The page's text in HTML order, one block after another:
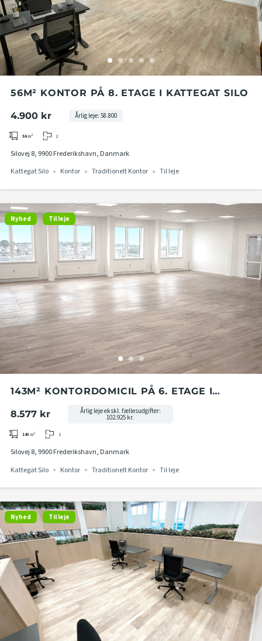
56M² KONTOR PÅ 8. ETAGE I KATTEGAT SILO
4.900 kr Årlig leje: 58.800
56m² 2
Silovej 8, 9900 Frederikshavn, Danmark
Kattegat Silo
Kontor Traditionelt Kontor Til leje
Nyhed Til leje
143M² KONTORDOMICIL PÅ 6. ETAGE I
KATTEGAT SILO
8.577 kr
Årlig leje ekskl. fællesudgifter:
102.925 kr.
143 m² 1
Silovej 8, 9900 Frederikshavn, Danmark
Kattegat Silo
Kontor Traditionelt Kontor Til leje
Nyhed Til leje